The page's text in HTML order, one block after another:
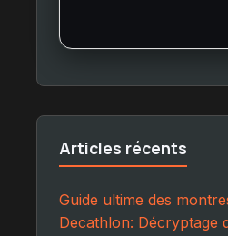
Articles récents
Guide ultime des
Decathlon: Décryptage